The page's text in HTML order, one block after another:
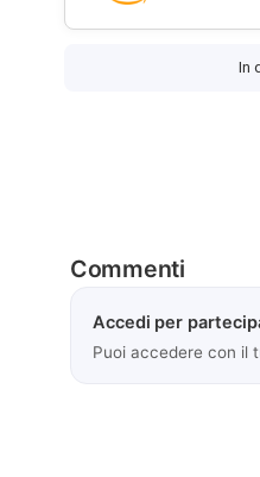
In
Commenti
Accedi per
Puoi accedere con il